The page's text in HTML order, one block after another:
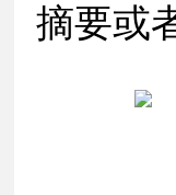
摘要或